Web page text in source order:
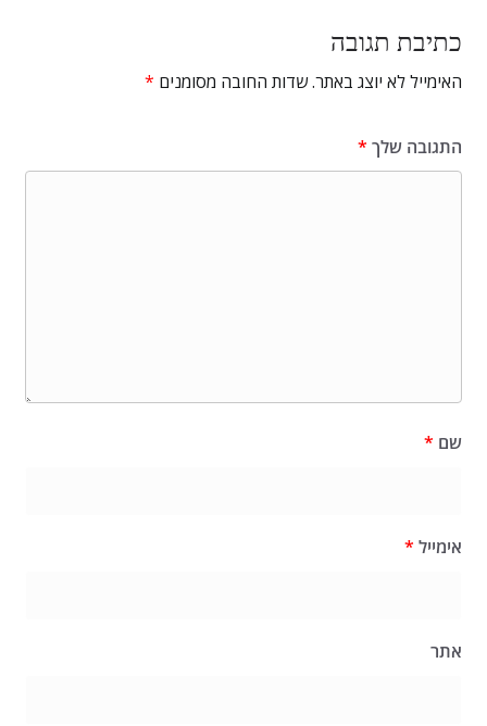
כתיבת תגובה
האימייל לא יוצג באתר.שדות החובה מסומנים *
התגובה שלך *
שם *
אימייל *
אתר